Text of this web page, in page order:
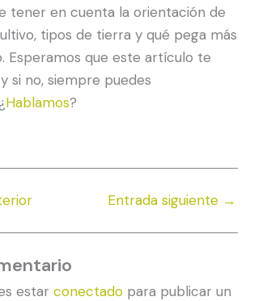
tener en cuenta la orientación de
tipos de tierra y qué pega más
Esperamos que este artículo te
si no, siempre puedes
Hablamos?
Entrada siguiente →
estar conectado para publicar un